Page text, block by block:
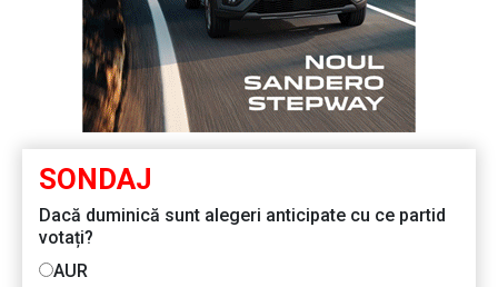
SONDAJ
Dacă duminică sunt alegeri anticipate cu ce partid
votați?
AUR